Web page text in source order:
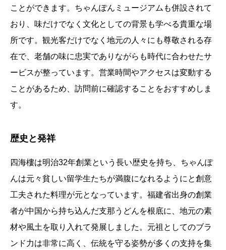
ことができます。ちゃんぽんミュージアムも併設されて
おり、味だけでなく文化としての背景も学べる貴重な場
所です。観光客だけでなく地元の人々にも尊敬される存
在で、老舗の味に忠実でありながらも時代に合わせたサ
ービスが整っています。営業時間やアクセスは変動する
ことがあるため、訪問前に確認することをおすすめしま
す。
歴史と発祥
四海樓は明治32年創業という長い歴史を持ち、ちゃんぽ
んは元々貧しい留学生たちが満腹になれるようにと創意
工夫された料理が元となっています。福建省出身の創業
者が中国から持ち込んだ支那うどんを根底に、地元の素
材や風土を取り入れて発展しました。元祖としてのブラ
ンド力は非常に高く、伝統を守る姿勢が多くの支持を集